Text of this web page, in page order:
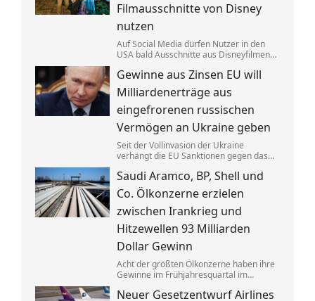
Filmausschnitte von Disney
nutzen
Auf Social Media dürfen Nutzer in den
USA bald Ausschnitte aus Disneyfilmen
Marvel, Star Wars und Co. benutzen. Im
Gegenzug hat Disney auch Anspruch auf
ihre Kurzvideos.
Gewinne aus Zinsen EU will
Milliardenerträge aus
eingefrorenen russischen
Vermögen an Ukraine geben
Seit der Vollinvasion der Ukraine
verhängt die EU Sanktionen gegen das
Gelder wurden festgesetzt, die Erträge
aus den Zinsen sollen jetzt Kyjiw
zugutekommen.
Saudi Aramco, BP, Shell und
Co. Ölkonzerne erzielen
zwischen Irankrieg und
Hitzewellen 93 Milliarden
Dollar Gewinn
Acht der größten Ölkonzerne haben ihre
Gewinne im Frühjahresquartal im
Die neuen Zahlen heizen die Debatte
Neuer Gesetzentwurf Airlines